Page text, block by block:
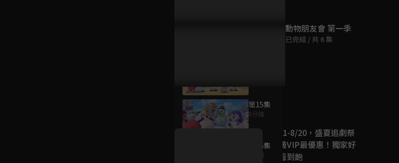
第15集
8分鐘
第16集
8分鐘
動物朋友會 第一季
已完結 / 共 6 集
好康資訊
7/21-8/20，盛夏追劇祭
升級VIP最優惠！獨家好
戲看到飽